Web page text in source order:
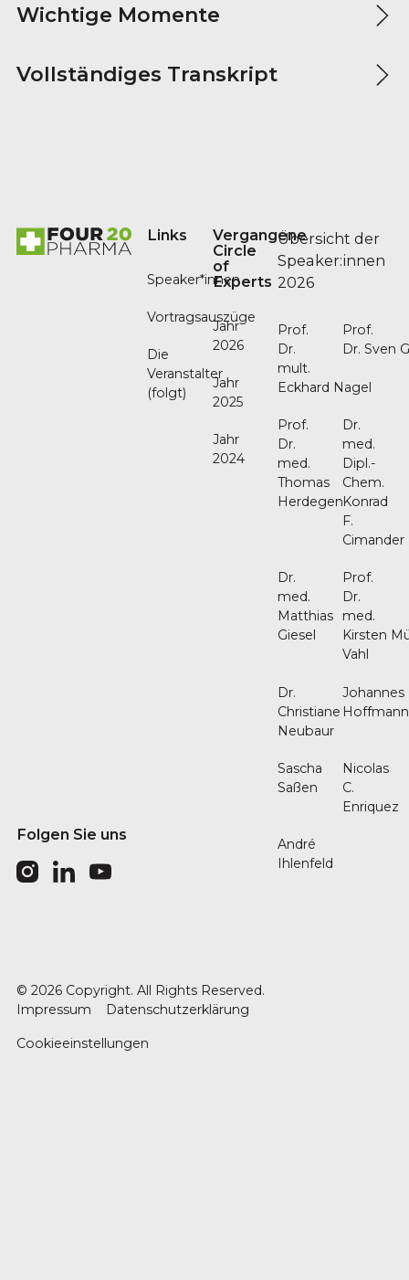
Wichtige Momente
Vollständiges Transkript
Folgen Sie uns
Links
Speaker*innen
Vortragsauszüge
Die
Veranstalter
(folgt)
Vergangene
Circle
of
Experts
Jahr
2026
Jahr
2025
Jahr
2024
Übersicht der
Speaker:innen
2026
Prof.
Dr.
mult.
Eckhard Nagel
Prof.
Dr. Sven
Prof.
Dr.
med.
Thomas
Herdegen
Dr.
med.
Dipl.-
Chem.
Konrad
F.
Cimander
Dr.
med.
Matthias
Giesel
Prof.
Dr.
med.
Kirsten
Vahl
Dr.
Christiane
Neubaur
Johannes
Hoffmann
Sascha
Saßen
Nicolas
C.
Enriquez
André
Ihlenfeld
©2026 Copyright. All Rights Reserved.
Impressum
Datenschutzerklärung
Cookieeinstellungen